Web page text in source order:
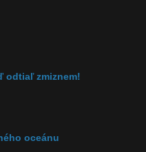
odtiaľ zmiznem!
oceánu